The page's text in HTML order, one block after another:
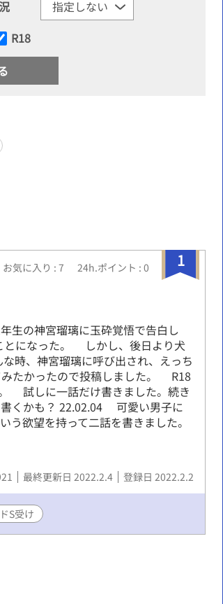
R18
1
お気に入り : 7 24h.ポイント : 0
生の神宮瑠璃に玉砕覚悟で告白し
になった。 しかし、後日より犬
時、神宮瑠璃に呼び出され、えっち
たかったので投稿しました。 R18
試しに一話だけ書きました。続き
くかも？ 22.02.04 可愛い男子に
う欲望を持って二話を書きました。
最終更新日 2022.2.4 登録日 2022.2.2
S受け